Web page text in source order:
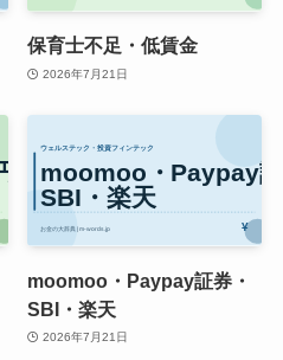
保育士不足・低賃金
2026年7月21日
moomoo・Paypay証券・
SBI・楽天
2026年7月21日